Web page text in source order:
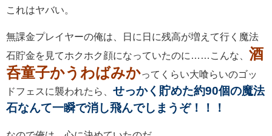
これはヤバい。
無課金プレイヤーの俺は、日に日に残高が増えて行く魔法
石貯金を見てホクホク顔になっていたのに……こんな、 酒
呑童子かうわばみかってくらい大喰らいのゴッ
ドフェスに襲われたら、 せっかく貯めた約90個の魔法
石なんて一瞬で消し飛んでしまうぞ！！！